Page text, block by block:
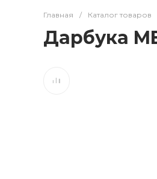
Главная / Каталог товаров
Дарбука